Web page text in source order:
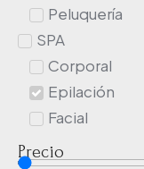
Peluquería
SPA
Corporal
Epilación
Facial
Precio